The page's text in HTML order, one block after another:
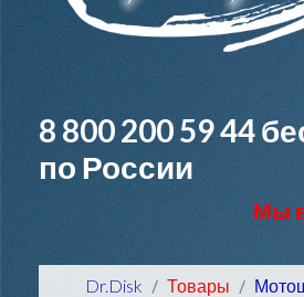
8 800 200 59 44
по России
Мы
Dr.Disk Товары